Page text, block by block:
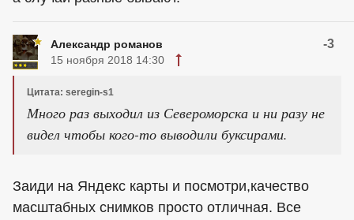
Александр романов -3
15 ноября 2018 14:30
Цитата: seregin-s1
Много раз выходил из Североморска и ни разу не
видел чтобы кого-то выводили буксирами.
Заиди на Яндекс карты и посмотри,качество
масштабных снимков просто отличная. Все